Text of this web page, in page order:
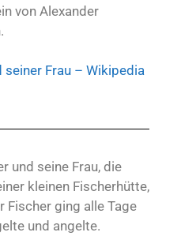
von Alexander
seiner Frau – Wikipedia
und seine Frau, die
kleinen Fischerhütte,
Fischer ging alle Tage
und angelte.